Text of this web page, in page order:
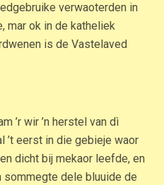
verwaoterden in
mar ok in de katheliek
is de Vastelaved
’r wir ’n herstel van dì
eerst in die gebieje waor
dicht bij mekaor leefde, en
sommegte dele bluuide de